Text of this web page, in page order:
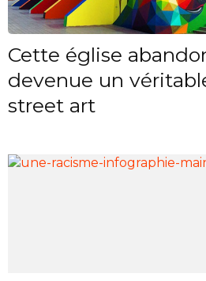
Cette église
devenue un
street art